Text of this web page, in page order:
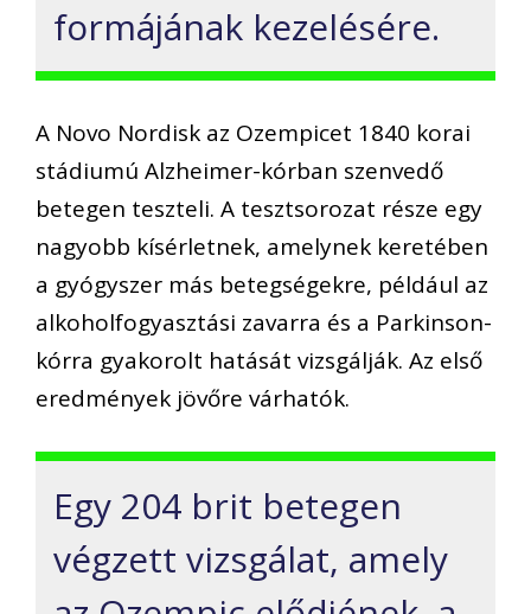
formájának kezelésére.
A Novo Nordisk az Ozempicet 1840 korai
stádiumú Alzheimer-kórban szenvedő
betegen teszteli. A tesztsorozat része egy
nagyobb kísérletnek, amelynek keretében
a gyógyszer más betegségekre, például az
alkoholfogyasztási zavarra és a Parkinson-
kórra gyakorolt hatását vizsgálják. Az első
eredmények jövőre várhatók.
Egy 204 brit betegen
végzett vizsgálat, amely